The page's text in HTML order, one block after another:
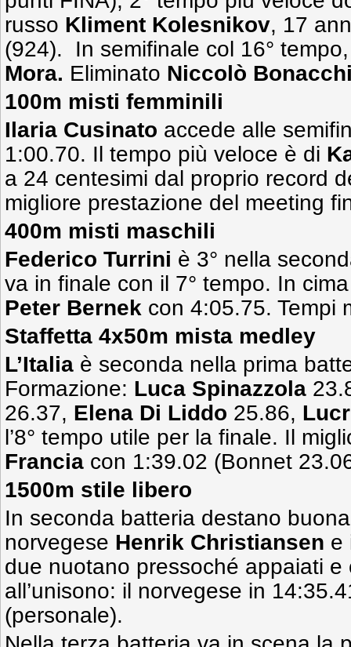
russo Kliment Kolesnikov, 17
(924).
In semifinale col 16°
Mora. Eliminato Niccolò
100m misti femminili
Ilaria Cusinato accede alle
1:00.70. Il tempo più veloce è di
a 24 centesimi dal proprio record
migliore prestazione del meeting
400m misti maschili
Federico Turrini è 3° nella
va in finale con il 7° tempo. In
Peter Bernek con 4:05.75. Tempi
Staffetta 4x50m mista medley
L’Italia è seconda nella prima
Formazione: Luca Spinazzola
26.37, Elena Di Liddo 25.86,
l’8° tempo utile per la finale. Il
Francia con 1:39.02 (Bonnet
1500m stile libero
In seconda batteria destano
norvegese Henrik Christiansen e
due nuotano pressoché appaiati e
all’unisono: il norvegese in
(personale).